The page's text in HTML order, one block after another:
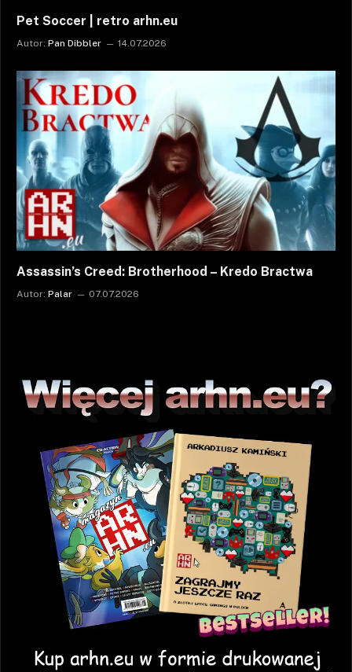
Pet Soccer | retro arhn.eu
Autor: Pan Dibbler 14.07.2026
Assassin’s Creed: Brotherhood – Kredo Bractwa
Autor: Palar 07.07.2026